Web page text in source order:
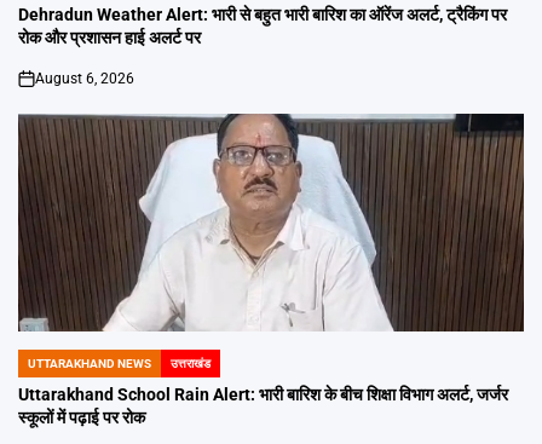
IN
Dehradun Weather Alert: भारी से बहुत भारी बारिश का ऑरेंज अलर्ट, ट्रैकिंग पर
रोक और प्रशासन हाई अलर्ट पर
on
August 6, 2026
POSTED
IN
UTTARAKHAND NEWS उत्तराखंड
Uttarakhand School Rain Alert: भारी बारिश के बीच शिक्षा विभाग अलर्ट, जर्जर
स्कूलों में पढ़ाई पर रोक